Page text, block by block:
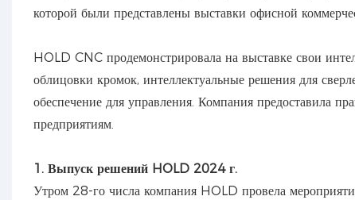
которой были представлены выставки офисной
HOLD CNC продемонстрировала на выставке свои
облицовки кромок, интеллектуальные решения для
обеспечение для управления. Компания предоставила
предприятиям.
1. Выпуск решений HOLD 2024 г.
Утром 28-го числа компания HOLD провела